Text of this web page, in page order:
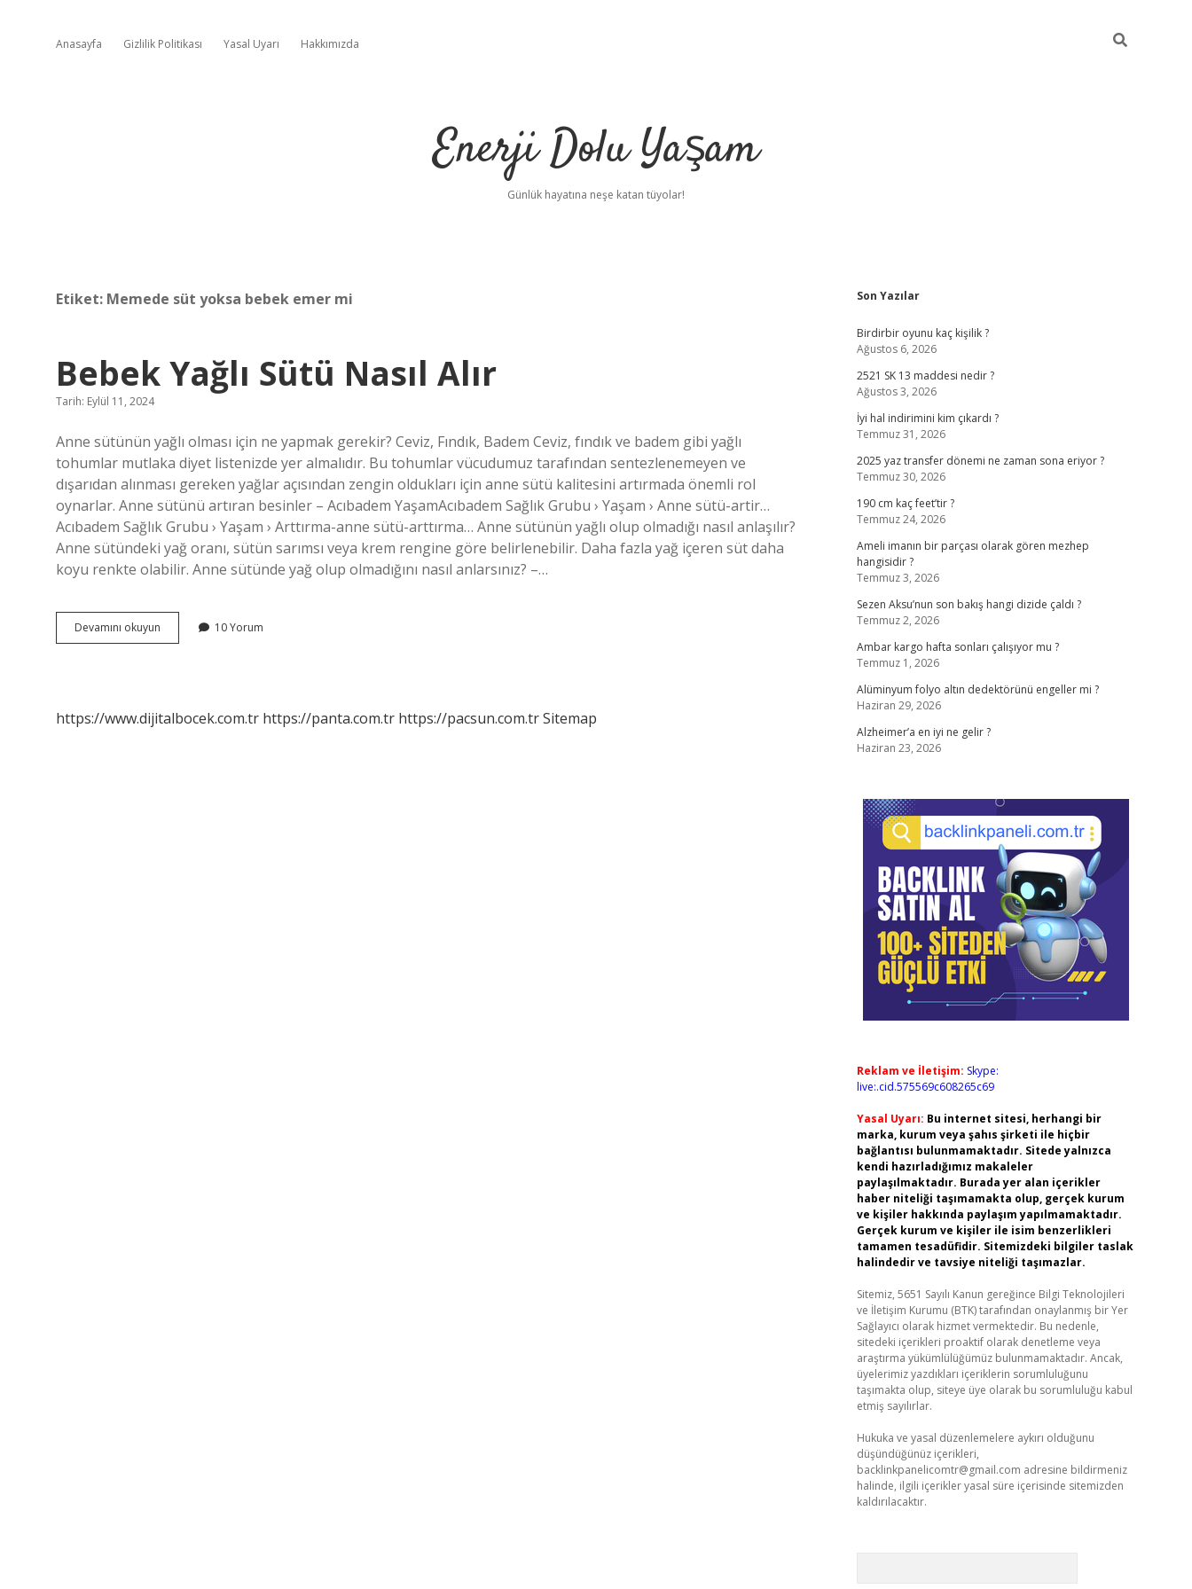
Anasayfa Gizlilik Politikası Yasal Uyarı Hakkımızda
Enerji Dolu Yaşam
Günlük hayatına neşe katan tüyolar!
Etiket: Memede süt yoksa bebek emer mi
Bebek Yağlı Sütü Nasıl Alır
Tarih: Eylül 11, 2024
Anne sütünün yağlı olması için ne yapmak gerekir? Ceviz, Fındık, Badem Ceviz, fındık ve badem gibi yağlı
tohumlar mutlaka diyet listenizde yer almalıdır. Bu tohumlar vücudumuz tarafından sentezlenemeyen ve
dışarıdan alınması gereken yağlar açısından zengin oldukları için anne sütü kalitesini artırmada önemli rol
oynarlar. Anne sütünü artıran besinler – Acıbadem YaşamAcıbadem Sağlık Grubu › Yaşam › Anne sütü-artir…
Acıbadem Sağlık Grubu › Yaşam › Arttırma-anne sütü-arttırma… Anne sütünün yağlı olup olmadığı nasıl anlaşılır?
Anne sütündeki yağ oranı, sütün sarımsı veya krem ​​rengine göre belirlenebilir. Daha fazla yağ içeren süt daha
koyu renkte olabilir. Anne sütünde yağ olup olmadığını nasıl anlarsınız? –…
Devamını okuyun
Yağlı
10 Yorum
https://www.dijitalbocek.com.tr https://panta.com.tr https://pacsun.com.trSitemap
Sidebar
Son Yazılar
Birdirbir oyunu kaç kişilik ?
Ağustos 6, 2026
2521 SK 13 maddesi nedir ?
Ağustos 3, 2026
İyi hal indirimini kim çıkardı ?
Temmuz 31, 2026
2025 yaz transfer dönemi ne zaman sona eriyor ?
Temmuz 30, 2026
190 cm kaç feet’tir ?
Temmuz 24, 2026
Ameli imanın bir parçası olarak gören mezhep
hangisidir ?
Temmuz 3, 2026
Sezen Aksu’nun son bakış hangi dizide çaldı ?
Temmuz 2, 2026
Ambar kargo hafta sonları çalışıyor mu ?
Temmuz 1, 2026
Alüminyum folyo altın dedektörünü engeller mi ?
Haziran 29, 2026
Alzheimer’a en iyi ne gelir ?
Haziran 23, 2026
Reklam ve İletişim: Skype:
live:.cid.575569c608265c69
Yasal Uyarı: Bu internet sitesi, herhangi bir
marka, kurum veya şahıs şirketi ile hiçbir
bağlantısı bulunmamaktadır. Sitede yalnızca
kendi hazırladığımız makaleler
paylaşılmaktadır. Burada yer alan içerikler
haber niteliği taşımamakta olup, gerçek kurum
ve kişiler hakkında paylaşım yapılmamaktadır.
Gerçek kurum ve kişiler ile isim benzerlikleri
tamamen tesadüfidir. Sitemizdeki bilgiler taslak
halindedir ve tavsiye niteliği taşımazlar.
Sitemiz, 5651 Sayılı Kanun gereğince Bilgi Teknolojileri
ve İletişim Kurumu (BTK) tarafından onaylanmış bir Yer
Sağlayıcı olarak hizmet vermektedir. Bu nedenle,
sitedeki içerikleri proaktif olarak denetleme veya
araştırma yükümlülüğümüz bulunmamaktadır. Ancak,
üyelerimiz yazdıkları içeriklerin sorumluluğunu
taşımakta olup, siteye üye olarak bu sorumluluğu kabul
etmiş sayılırlar.
Hukuka ve yasal düzenlemelere aykırı olduğunu
düşündüğünüz içerikleri,
backlinkpanelicomtr@gmail.com adresine bildirmeniz
halinde, ilgili içerikler yasal süre içerisinde sitemizden
kaldırılacaktır.